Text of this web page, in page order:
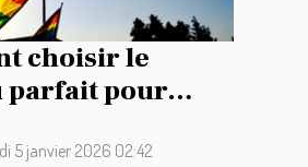
choisir le
parfait pour
?5 janvier 2026 02:42